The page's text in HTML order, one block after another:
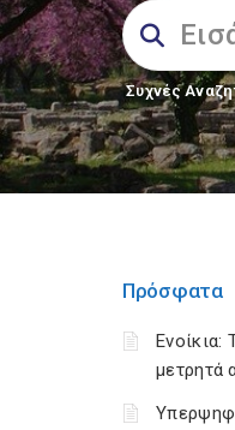
Συχνές
Πρόσφατα
Ενοίκια:
μετρητά